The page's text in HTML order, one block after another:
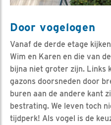
Door vogelogen
Vanaf de derde etage
Wim en Karen en die van
bijna niet groter zijn. Links
gazons doorsneden door
buren aan de andere kant
bestrating. We leven toch
tijdperk! Als vogel is de